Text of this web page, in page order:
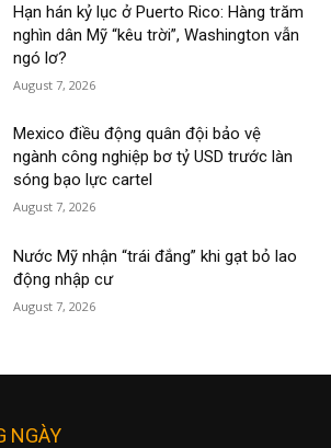
Hạn hán kỷ lục ở Puerto Rico: Hàng trăm
nghìn dân Mỹ “kêu trời”, Washington vẫn
ngó lơ?
August 7, 2026
Mexico điều động quân đội bảo vệ
ngành công nghiệp bơ tỷ USD trước làn
sóng bạo lực cartel
August 7, 2026
Nước Mỹ nhận “trái đắng” khi gạt bỏ lao
động nhập cư
August 7, 2026
NGÀY